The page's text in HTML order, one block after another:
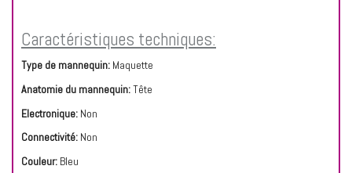
Caractéristiques techniques:
Type de mannequin: Maquette
Anatomie du mannequin:Tête
Electronique: Non
Connectivité: Non
Couleur: Bleu